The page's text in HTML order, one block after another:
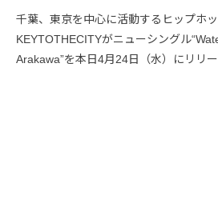
千葉、東京を中心に活動するヒップホ
KEYTOTHECITYがニューシングル
Arakawa”を本日4月24日（水）にリリー